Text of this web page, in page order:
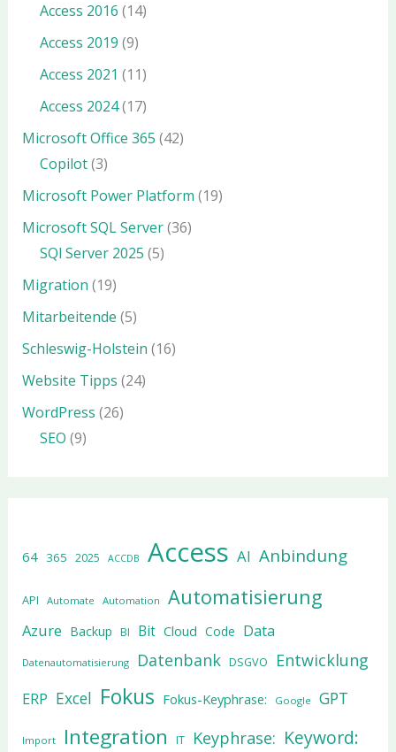
Access 2016 (14)
Access 2019 (9)
Access 2021 (11)
Access 2024(17)
Microsoft Office 365 (42)
Copilot(3)
Microsoft Power Platform (19)
Microsoft SQL Server(36)
SQl Server 2025 (5)
Migration (19)
Mitarbeitende (5)
Schleswig-Holstein (16)
Website Tipps (24)
WordPress (26)
SEO (9)
64 365 2025 ACCDB Access AI Anbindung
API Automate Automation Automatisierung
Azure Backup BI Bit Cloud Code Data
Datenautomatisierung Datenbank DSGVO Entwicklung
ERP Excel Fokus Fokus-Keyphrase: Google GPT
Import Integration IT Keyphrase: Keyword: